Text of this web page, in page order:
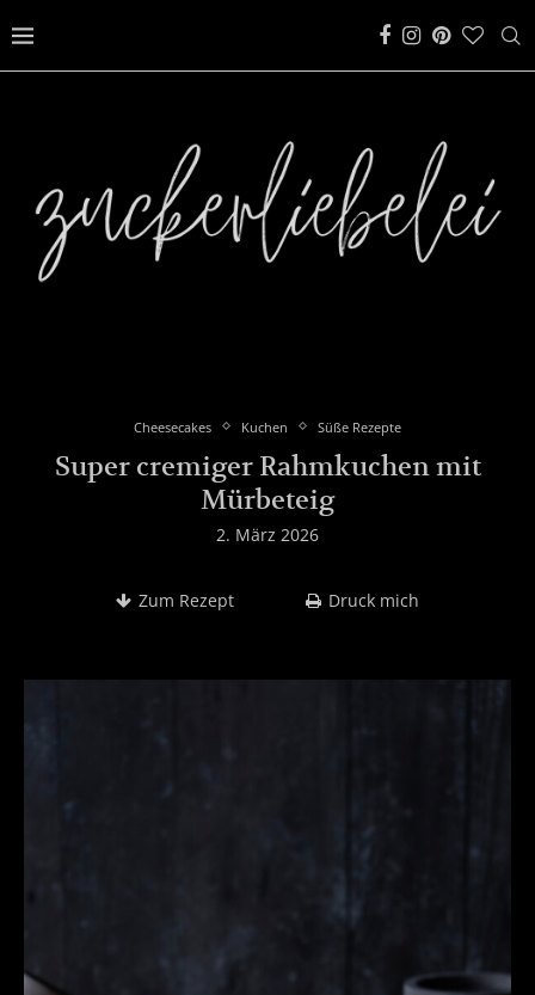
Cheesecakes Kuchen Süße Rezepte
Super cremiger Rahmkuchen mit
Mürbeteig
2. März 2026
Zum Rezept Druck mich